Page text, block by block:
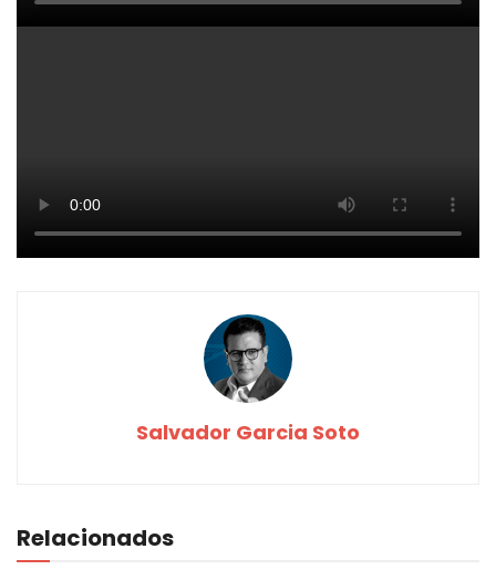
Salvador Garcia Soto
Relacionados